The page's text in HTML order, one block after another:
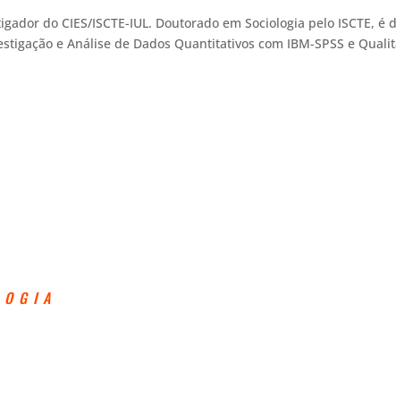
do CIES/ISCTE-IUL. Doutorado em Sociologia pelo ISCTE,
e Análise de Dados Quantitativos com IBM-SPSS e